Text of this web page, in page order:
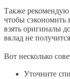
Также рекомендую
чтобы сэкономить
взять оригиналы
вклад не
Вот несколько
Уточните